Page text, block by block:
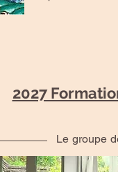
2027
Le groupe